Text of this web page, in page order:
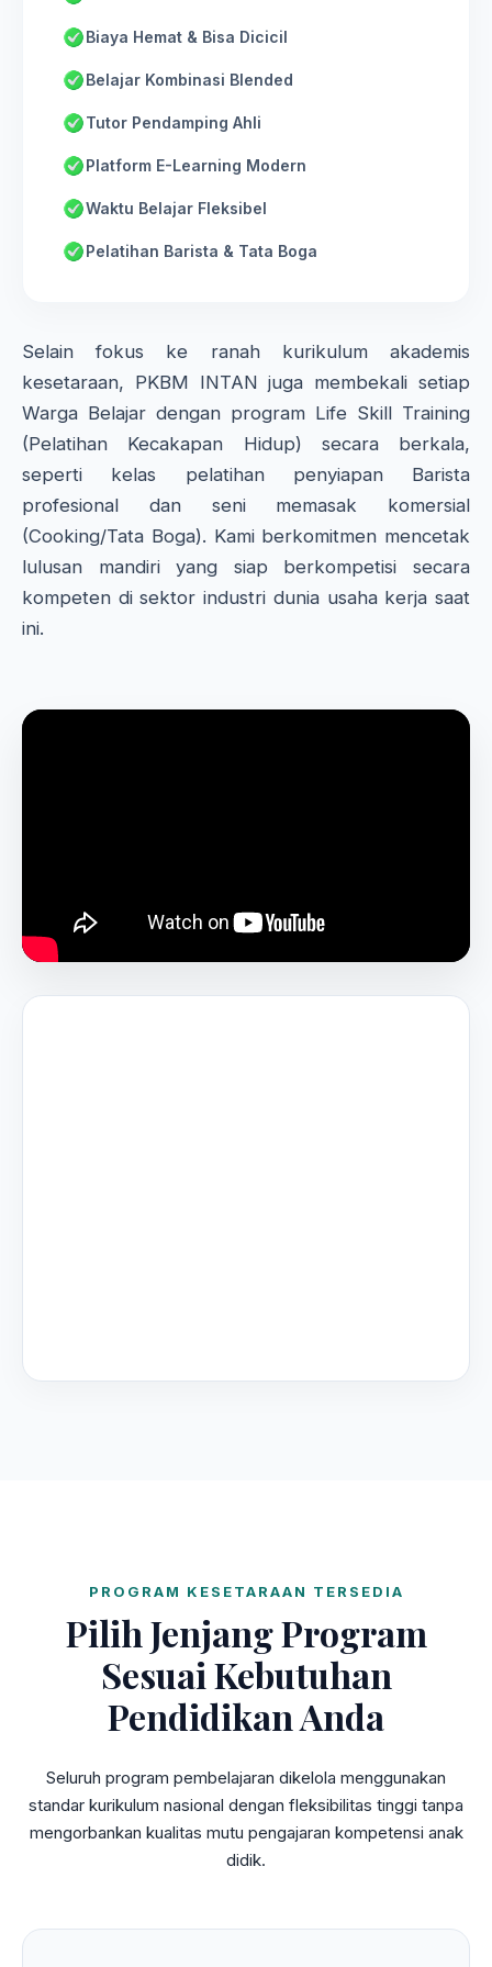
Biaya Hemat & Bisa Dicicil
Belajar Kombinasi Blended
Tutor Pendamping Ahli
Platform E-Learning Modern
Waktu Belajar Fleksibel
Pelatihan Barista & Tata Boga
Selain fokus ke ranah kurikulum akademis
kesetaraan, PKBM INTAN juga membekali setiap
Warga Belajar dengan program Life Skill Training
(Pelatihan Kecakapan Hidup) secara berkala,
seperti kelas pelatihan penyiapan Barista
profesional dan seni memasak komersial
(Cooking/Tata Boga). Kami berkomitmen mencetak
lulusan mandiri yang siap berkompetisi secara
kompeten di sektor industri dunia usaha kerja saat
ini.
PROGRAM KESETARAAN TERSEDIA
Pilih Jenjang Program
Sesuai Kebutuhan
Pendidikan Anda
Seluruh program pembelajaran dikelola menggunakan
standar kurikulum nasional dengan fleksibilitas tinggi tanpa
mengorbankan kualitas mutu pengajaran kompetensi anak
didik.